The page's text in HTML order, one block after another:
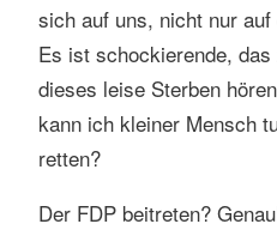
sich auf uns, nicht nur
Es ist schockierende,
dieses leise Sterben
kann ich kleiner Mensch
retten?
Der FDP beitreten?